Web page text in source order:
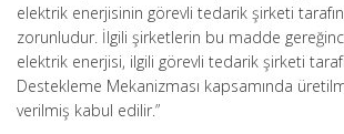
elektrik enerjisinin görevli tedarik şirketi
zorunludur. İlgili şirketlerin bu madde
elektrik enerjisi, ilgili görevli tedarik şirketi
Destekleme Mekanizması kapsamında
verilmiş kabul edilir.”